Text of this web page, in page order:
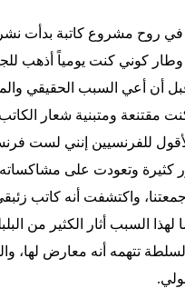
روح مشروع كاتبة بدأت نشر
كوني كنت يومياً أذهب
أن أعي السبب الحقيقي
كنت مقتنعة ومتبنية شعار
لأقول للفرنسيين إنني لست
كثيرة وتعودت على
واكتشفت أنه كاتب
لهذا السبب أثار الكثير من
تتهمه أنه معارض لها،